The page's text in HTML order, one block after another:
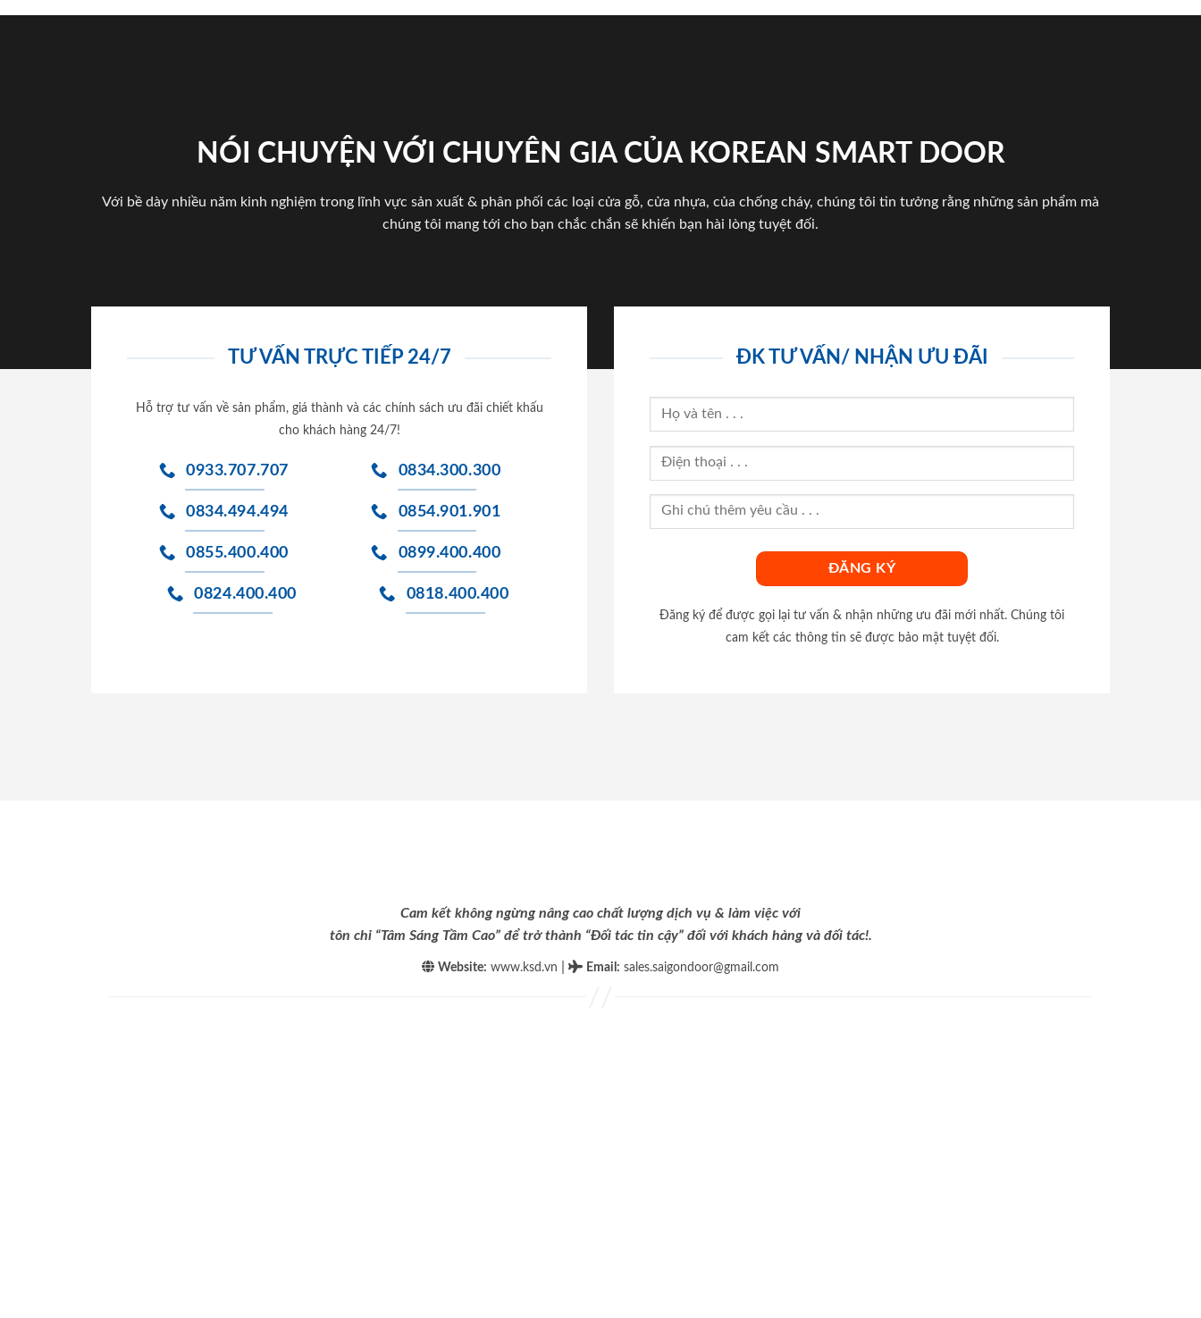
NÓI CHUYỆN VỚI CHUYÊN GIA CỦA KOREAN SMART DOOR
Với bề dày nhiều năm kinh nghiệm trong lĩnh vực sản xuất & phân phối các loại cửa gỗ, cửa nhựa, của chống cháy, chúng tôi tin tưởng rằng những sản phẩm mà
chúng tôi mang tới cho bạn chắc chắn sẽ khiến bạn hài lòng tuyệt đối.
TƯ VẤN TRỰC TIẾP 24/7
Hỗ trợ tư vấn về sản phẩm, giá thành và các chính sách ưu đãi chiết khấu
cho khách hàng 24/7!
0933.707.707
0834.494.494
0855.400.400
0824.400.400
0834.300.300
0854.901.901
0899.400.400
0818.400.400
ĐK TƯ VẤN/ NHẬN ƯU ĐÃI
Đăng ký để được gọi lại tư vấn & nhận những ưu đãi mới nhất. Chúng tôi
cam kết các thông tin sẽ được bảo mật tuyệt đối.
Cam kết không ngừng nâng cao chất lượng dịch vụ & làm việc với
tôn chỉ “Tâm Sáng Tầm Cao” để trở thành “Đối tác tin cậy” đối với khách hàng và đối tác!.
Website: www.ksd.vn Email : sales.saigondoor@gmail.com